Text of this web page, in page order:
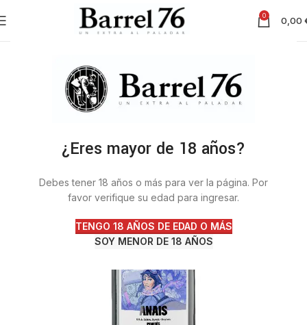
¿Eres mayor de 18 años?
Debes tener 18 años o más para ver la página. Por
favor verifique su edad para ingresar.
TENGO 18 AÑOS DE EDAD O MÁS
SOY MENOR DE 18 AÑOS
0 0,00